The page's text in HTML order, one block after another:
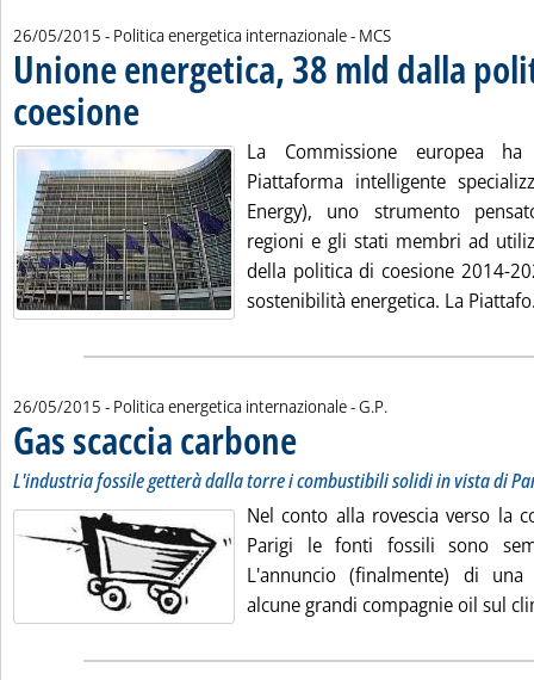
26/05/2015 - Politica energetica internazionale - di:
MCS
Unione energetica, 38 mld dalla
coesione . Pubblicata martedì 26 maggio 2015 alle 16.52.
La Commissione europea
Piattaforma intelligente
Energy), uno strumento
regioni e gli stati membri ad
della politica di coesione 2014-
sostenibilità energetica. La
26/05/2015 - Politica energetica internazionale -di:
G.P.
Gas scaccia carbone
L'industria fossile getterà dalla torre i combustibili solidi in vista di
Nel conto alla rovescia verso la
Parigi le fonti fossili sono
L'annuncio (finalmente) di
alcune grandi compagnie oil sul